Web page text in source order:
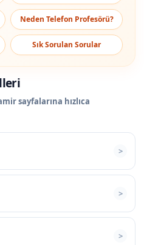
Neden Telefon Profesörü?
Sık Sorulan Sorular
sayfalarına hızlıca